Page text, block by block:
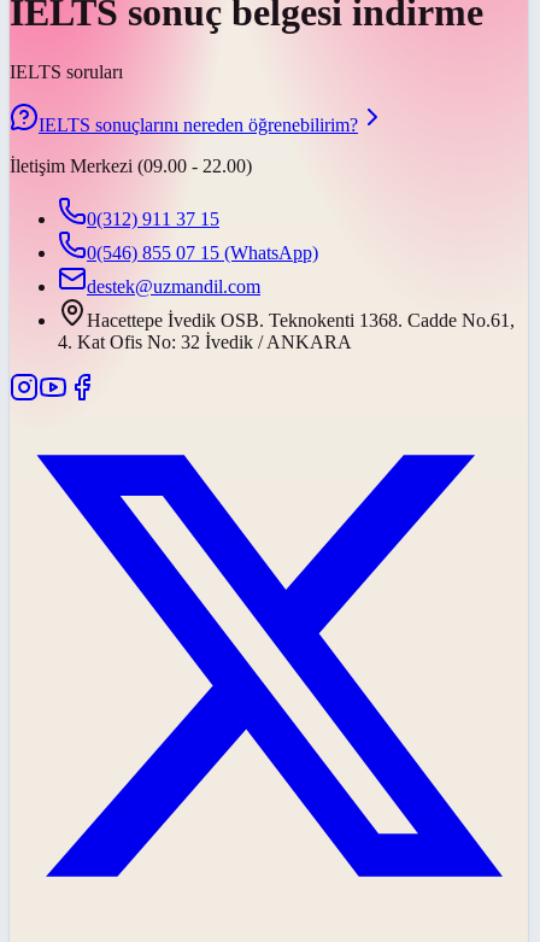
IELTS sonuç belgesi indirme
IELTS soruları
IELTS sonuçlarını nereden öğrenebilirim?
İletişim Merkezi (09.00 - 22.00)
0(312) 911 37 15
0(546) 855 07 15 (WhatsApp)
destek@uzmandil.com
Hacettepe İvedik OSB. Teknokenti 1368. Cadde No.61,
4. Kat Ofis No: 32 İvedik / ANKARA